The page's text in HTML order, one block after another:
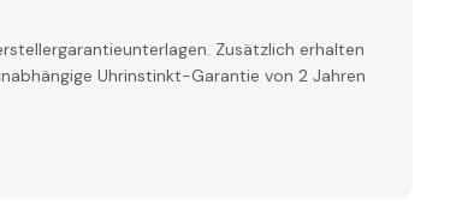
Zusätzlich erhalten
Uhrinstinkt-Garantie von 2 Jahren